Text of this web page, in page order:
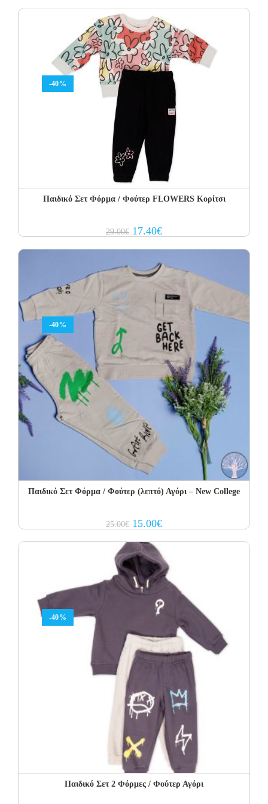
-40%
Παιδικό Σετ Φόρμα / Φούτερ FLOWERS Κορίτσι
29.00€ Original
price
17.40€Current
price
-40%
Παιδικό Σετ Φόρμα / Φούτερ (λεπτό) Αγόρι – New College
25.00€ Original
price
25.00€.
15.00€Current
price
-40%
Παιδικό Σετ 2 Φόρμες / Φούτερ Αγόρι